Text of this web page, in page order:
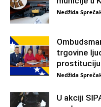
Nedžida
trgovine
prostituciju
Nedžida
U akciji